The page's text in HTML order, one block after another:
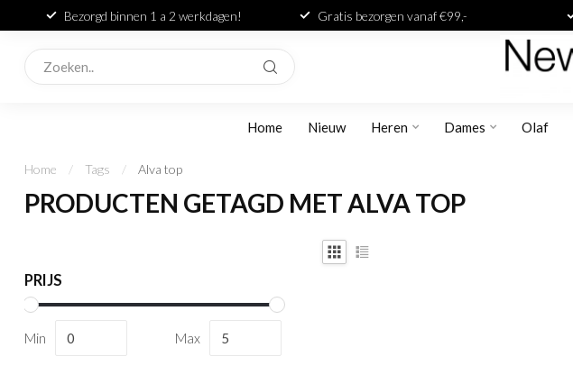
Bezorgd binnen 1 a 2 werkdagen! Gratis bezorgen vanaf €99,-
Home Nieuw Heren Dames Olaf
Home / Tags / Alva top
PRODUCTEN GETAGD MET ALVA TOP
PRIJS
Min Max